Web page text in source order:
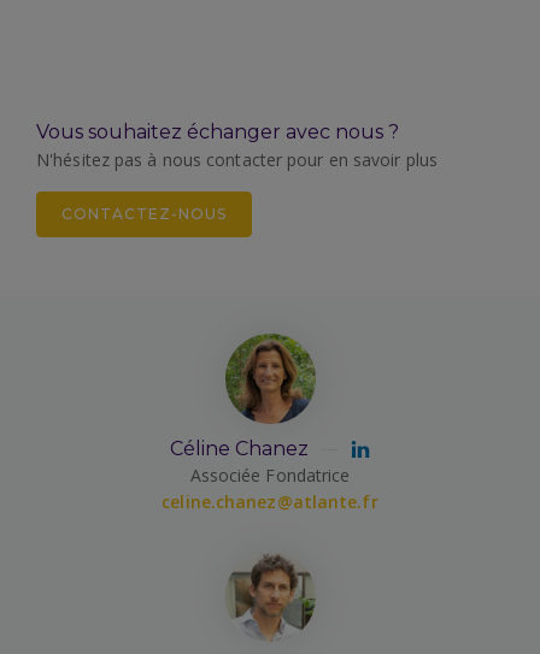
Vous souhaitez échanger avec nous ?
N'hésitez pas à nous contacter pour en savoir plus
CONTACTEZ-NOUS
Céline Chanez
Associée Fondatrice
celine.chanez@atlante.fr